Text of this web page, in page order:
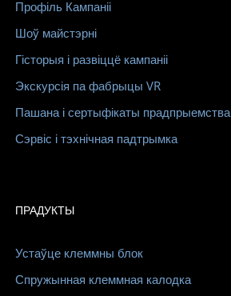
Профіль Кампаніі
Шоў майстэрні
Гісторыя і развіццё кампаніі
Экскурсія па фабрыцы VR
Пашана і сертыфікаты прадпрыемства
Сэрвіс і тэхнічная падтрымка
ПРАДУКТЫ
Устаўце клеммны блок
Спружынная клеммная калодка